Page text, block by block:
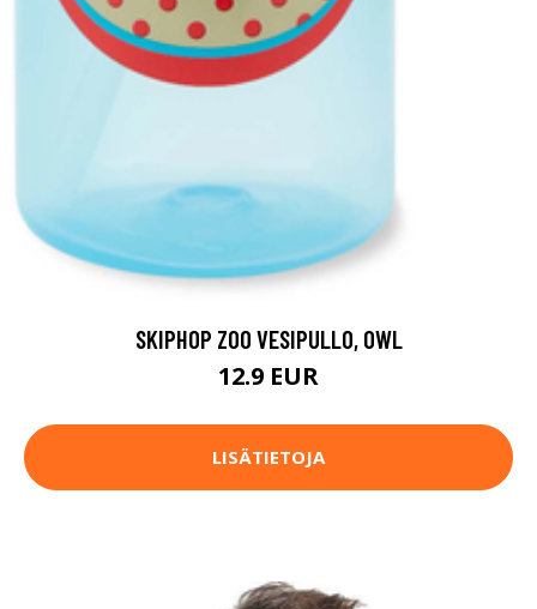
SKIPHOP ZOO VESIPULLO, OWL
12.9 EUR
LISÄTIETOJA